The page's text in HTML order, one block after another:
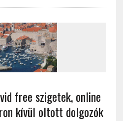
free szigetek, online
kívül oltott dolgozók